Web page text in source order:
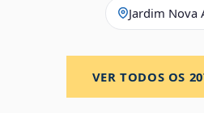
Jardim Nova
VER TODOS OS